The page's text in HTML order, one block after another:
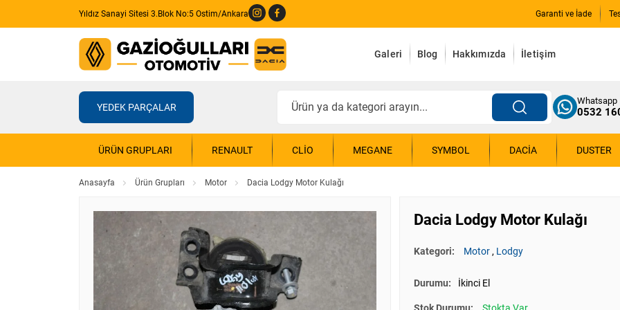
Yıldız Sanayi Sitesi 3.Blok No:5 Ostim/Ankara Garanti ve İade
Galeri Blog Hakkımızda İletişim
YEDEK PARÇALAR
Whatsapp
0532
ÜRÜN GRUPLARI RENAULT CLIO MEGANE SYMBOL DACIA DUSTER
Anasayfa Ürün Grupları Motor Dacia Lodgy Motor Kulağı
Dacia Lodgy Motor Kulağı
Kategori: Motor, Lodgy
Durumu: İkinci El